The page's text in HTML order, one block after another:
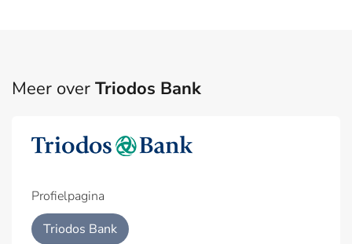
Meer over Triodos Bank
Profielpagina
Triodos Bank